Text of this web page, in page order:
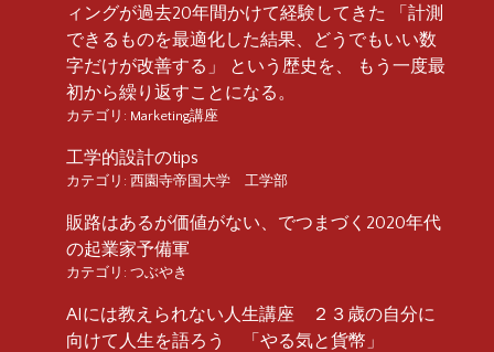
ィングが過去20年間かけて経験してきた 「計測
できるものを最適化した結果、どうでもいい数
字だけが改善する」 という歴史を、 もう一度最
初から繰り返すことになる。
カテゴリ: Marketing講座
工学的設計のtips
カテゴリ: 西園寺帝国大学 工学部
販路はあるが価値がない、でつまづく2020年代
の起業家予備軍
カテゴリ: つぶやき
AIには教えられない人生講座 ２３歳の自分に
向けて人生を語ろう 「やる気と貨幣」